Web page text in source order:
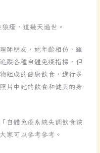
瘡，這幾天過世。
師朋友，她年齡相仿，雖
蹤各種自體免疫指標，但
組成的健康飲食，進行多
片中她的飲食和健美的身
自體免疫系統失調飲食該
家可以參考參考。